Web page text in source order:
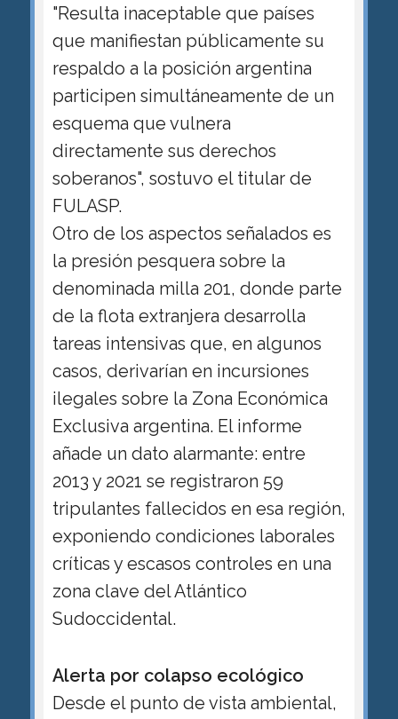
"Resulta inaceptable que países
que manifiestan públicamente su
respaldo a la posición argentina
participen simultáneamente de un
esquema que vulnera
directamente sus derechos
soberanos", sostuvo el titular de
FULASP.
Otro de los aspectos señalados es
la presión pesquera sobre la
denominada milla 201, donde parte
de la flota extranjera desarrolla
tareas intensivas que, en algunos
casos, derivarían en incursiones
ilegales sobre la Zona Económica
Exclusiva argentina. El informe
añade un dato alarmante: entre
2013 y 2021 se registraron 59
tripulantes fallecidos en esa región,
exponiendo condiciones laborales
críticas y escasos controles en una
zona clave del Atlántico
Sudoccidental.
Alerta por colapso ecológico
Desde el punto de vista ambiental,